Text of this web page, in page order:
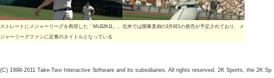
ストレートにメジャーリーグを再現した「MLB2K11」。北米では開幕直前の3月8日の発売が予定されており、メ
ジャーリーグファンに定番のタイトルとなっている
(C) 1998-2011 Take-Two Interactive Software and its subsidiaries. All rights reserved. 2K Sports, the 2K Sp